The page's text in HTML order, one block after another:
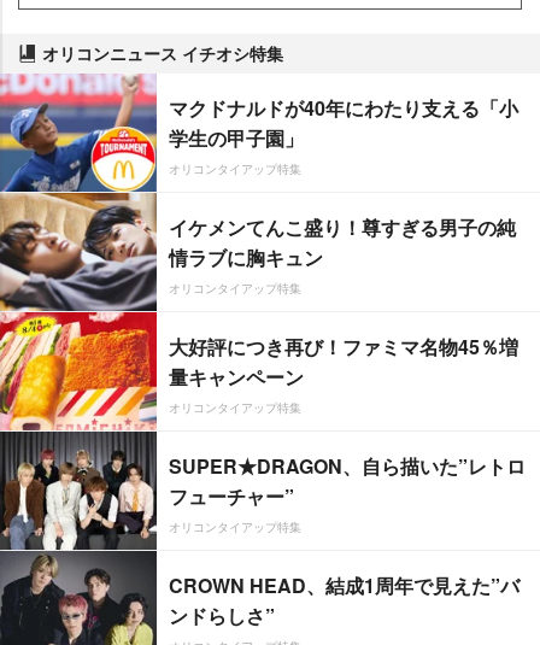
オリコンニュース イチオシ特集
マクドナルドが40年にわたり支える「小
学生の甲子園」
オリコンタイアップ特集
イケメンてんこ盛り！尊すぎる男子の純
情ラブに胸キュン
オリコンタイアップ特集
大好評につき再び！ファミマ名物45％増
量キャンペーン
オリコンタイアップ特集
SUPER★DRAGON、自ら描いた”レトロ
フューチャー”
オリコンタイアップ特集
CROWN HEAD、結成1周年で見えた”バ
ンドらしさ”